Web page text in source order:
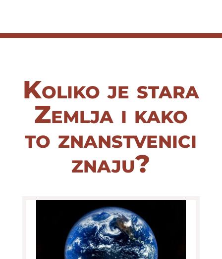
Koliko je stara
Zemlja i kako
to znanstvenici
znaju?